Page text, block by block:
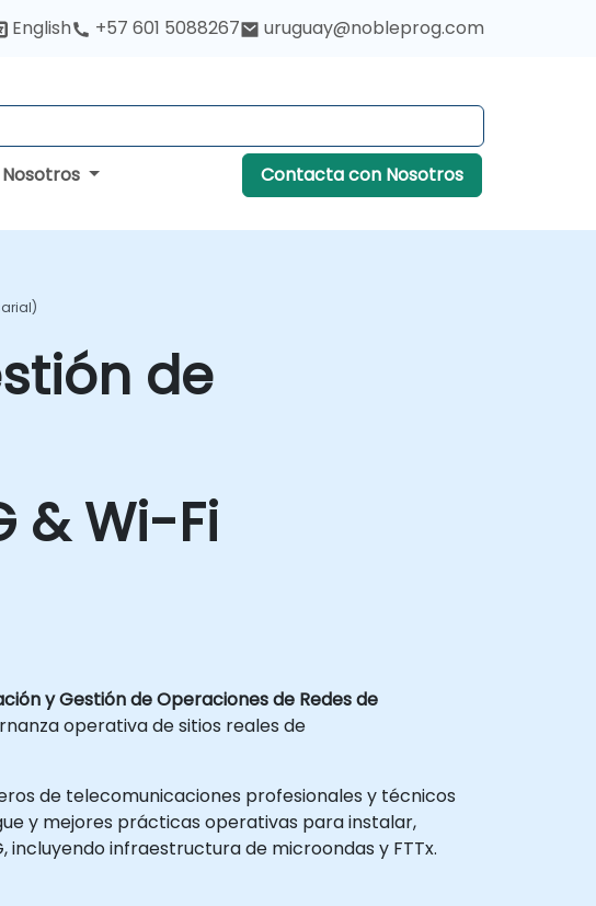
English +57 601 5088267 uruguay@nobleprog.com
Nosotros Contacta con Nosotros
de
& Wi-Fi
y Gestión de Operaciones de Redes de
operativa de sitios reales de
de telecomunicaciones profesionales y técnicos
y mejores prácticas operativas para instalar,
infraestructura de microondas y FTTx.